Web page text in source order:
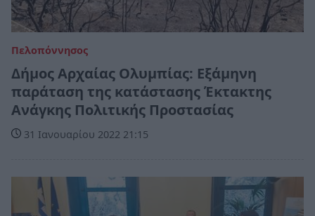
Πελοπόννησος
Δήμος Αρχαίας Ολυμπίας: Εξάμηνη
παράταση της κατάστασης Έκτακτης
Ανάγκης Πολιτικής Προστασίας
31 Ιανουαρίου 2022 21:15